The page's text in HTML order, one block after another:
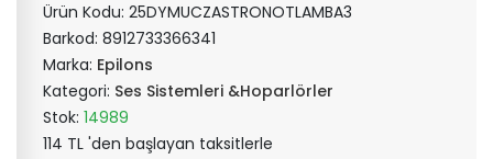
Ürün Kodu: 25DYMUCZASTRONOTLAMBA3
Barkod: 8912733366341
Marka: Epilons
Kategori: Ses Sistemleri &Hoparlörler
Stok: 14989
114 TL 'den başlayan taksitlerle